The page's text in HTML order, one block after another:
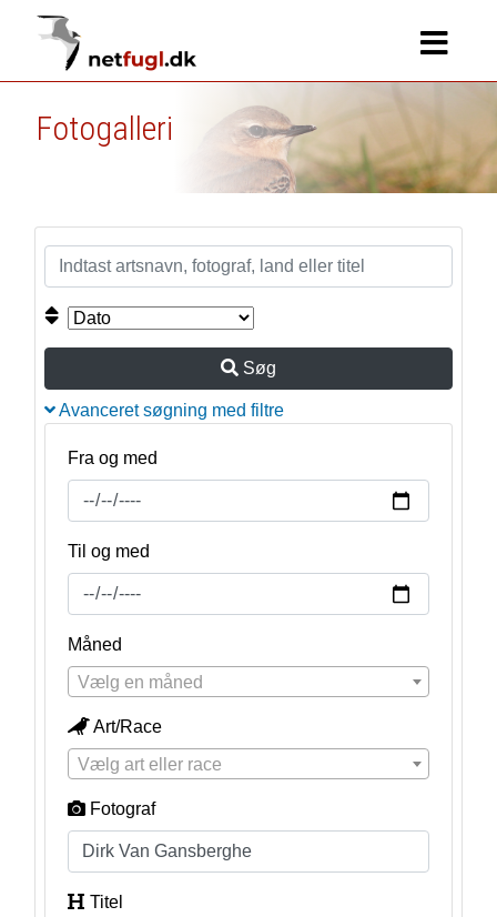
Fotogalleri
Søg
Avanceret søgning med filtre
Fra og med
Til og med
Måned
Vælg en måned
Art/Race
Vælg art eller race
Fotograf
Titel